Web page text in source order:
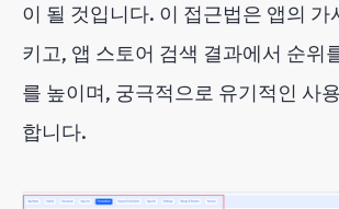
이 될 것입니다. 이 접근법은 앱의 가
키고, 앱 스토어 검색 결과에서 순위
를 높이며, 궁극적으로 유기적인 사
합니다.